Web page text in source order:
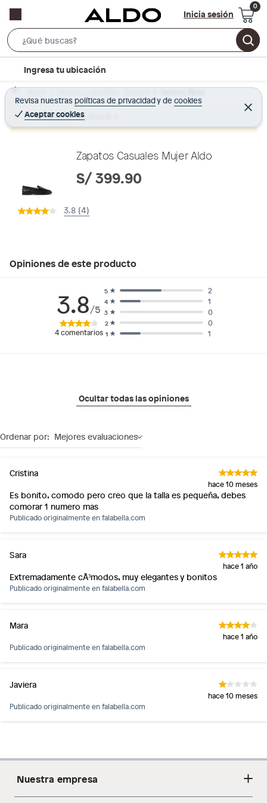
Inicia sesión
e
r
c
B
r
c
t
Ingresa tu ubicación
Revisa nuestras políticas de privacidadyde cookies
Aceptar cookies
C
e
r
Home Calzado y zapatillas - Zapatos Zapatos Mujer
Producto sin stock :(
Zapatos Casuales Mujer Aldo
S/ 399.90
3.8 (4)
Opiniones de este producto
3.8/5
4 comentarios 1 1
2 0
3 0
4 1
5 2
Ocultar todas las opiniones
Ordenar por: Mejores evaluaciones
Cristina
hace 10 meses
Es bonito, comodo pero creo que la talla es pequeña, debes
comorar 1 numero mas
Publicado originalmente enfalabella.com
Sara
hace 1 año
Extremadamente cÃ³modos, muy elegantes y bonitos
Publicado originalmente enfalabella.com
Mara
hace 1 año
Publicado originalmente enfalabella.com
Javiera
hace 10 meses
Publicado originalmente enfalabella.com
Nuestra empresa